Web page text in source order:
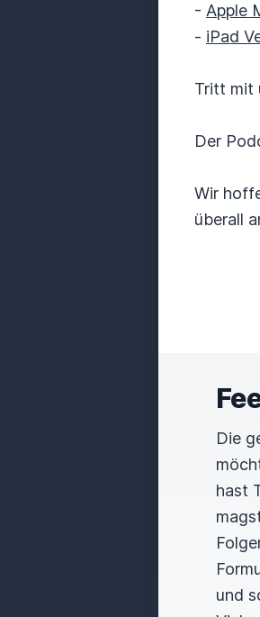
- Apple
- iPad
Tritt mit
Der
Wir
überall
Die
hast
und